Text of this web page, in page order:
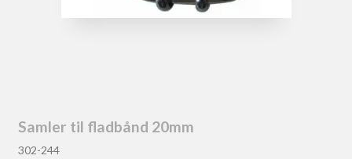
Samler til fladbånd 20mm
302-244